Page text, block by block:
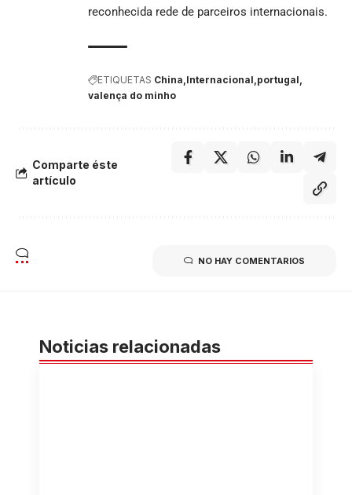
reconhecida rede de parceiros internacionais.
ETIQUETAS China Internacional portugal
valença do minho
Comparte éste
artículo
NO HAY COMENTARIOS
Noticias relacionadas